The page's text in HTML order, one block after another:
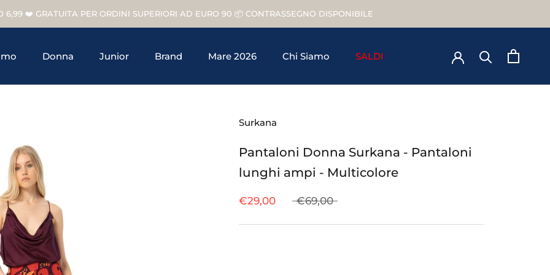
6,99 ❤️ GRATUITA PER ORDINI SUPERIORI AD EURO 90 📦 CONTRASSEGNO DISPONIBILE
Donna
Junior
Brand
Mare 2026
Chi Siamo
SALDI
Surkana
Pantaloni Donna Surkana - Pantaloni
lunghi ampi - Multicolore
€29,00 €69,00